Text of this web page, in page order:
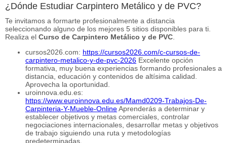
¿Dónde Estudiar Carpintero Metálico y de PVC?
Te invitamos a formarte profesionalmente a distancia
seleccionando alguno de los mejores 5 sitios disponibles para ti.
Realiza el Curso de Carpintero Metálico y de PVC
cursos2026.com: https://cursos2026.com/c-cursos-de-
carpintero-metalico-y-de-pvc-2026 Excelente opción
formativa, muy buena experiencias formando profesionales a
distancia, educación y contenidos de altísima calidad.
Aprovecha la oportunidad.
uroinnova.edu.es:
https://www.euroinnova.edu.es/Mamd0209-Trabajos-De-
Carpinteria-Y-Mueble-OnlineAprenderás a determinar y
establecer objetivos y metas comerciales, controlar
negociaciones internacionales, desarrollar metas y objetivos
de trabajo siguiendo una ruta y metodologías
predeterminadas.